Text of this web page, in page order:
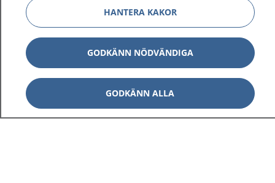
HANTERA KAKOR
GODKÄNN NÖDVÄNDIGA
GODKÄNN ALLA